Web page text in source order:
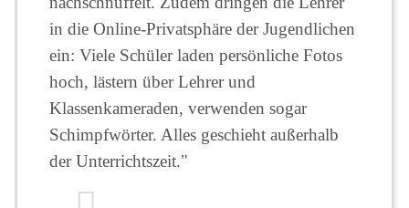
in die Online-Privatsphäre der Jugendlichen
ein: Viele Schüler laden persönliche Fotos
hoch, lästern über Lehrer und
Klassenkameraden, verwenden sogar
Schimpfwörter. Alles geschieht außerhalb
der Unterrichtszeit."